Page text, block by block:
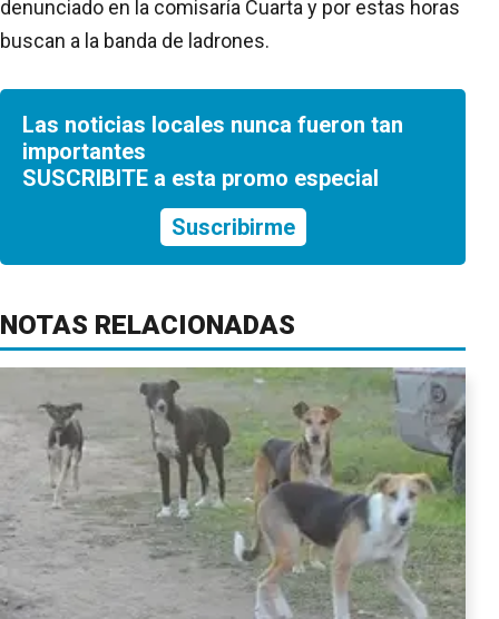
denunciado en la comisaría Cuarta y por estas horas
buscan a la banda de ladrones.
Las noticias locales nunca fueron tan
importantes
SUSCRIBITE a esta promo especial
Suscribirme
NOTAS RELACIONADAS